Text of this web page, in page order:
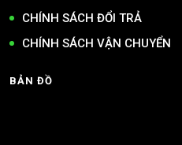
CHÍNH SÁCH ĐỔI TRẢ
CHÍNH SÁCH VẬN CHUYỂN
BẢN ĐỒ